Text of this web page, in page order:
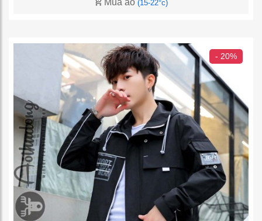
Mua áo (15-22°c)
- 20%